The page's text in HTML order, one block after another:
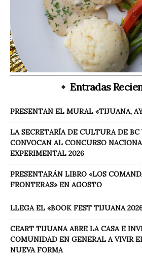
Entradas
PRESENTAN EL MURAL «TIJUANA,
LA SECRETARÍA DE CULTURA DE
CONVOCAN AL CONCURSO
EXPERIMENTAL 2026
PRESENTARÁN LIBRO «LOS
FRONTERAS» EN AGOSTO
LLEGA EL «BOOK FEST TIJUANA
CEART TIJUANA ABRE LA CASA E
COMUNIDAD EN GENERAL A VIVIR
NUEVA FORMA